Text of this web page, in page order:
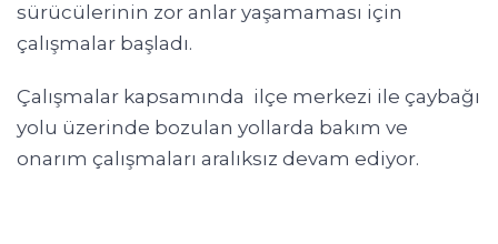
sürücülerinin zor anlar yaşamaması için
çalışmalar başladı.
Çalışmalar kapsamında ilçe merkezi ile çaybağı
yolu üzerinde bozulan yollarda bakım ve
onarım çalışmaları aralıksız devam ediyor.